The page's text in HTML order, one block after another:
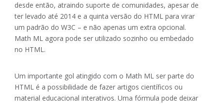
desde então, atraindo suporte de comunidades, apesar de
ter levado até 2014 e a quinta versão do HTML para virar
um padrão do W3C – e não apenas um extra opcional.
Math ML agora pode ser utilizado sozinho ou embedado
no HTML.
Um importante gol atingido com o Math ML ser parte do
HTML é a possibilidade de fazer artigos científicos ou
material educacional interativos. Uma fórmula pode deixar